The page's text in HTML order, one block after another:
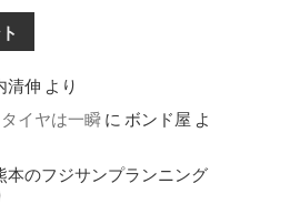
清伸 より
イヤは一瞬に ボンド屋 よ
本のフジサンプランニング